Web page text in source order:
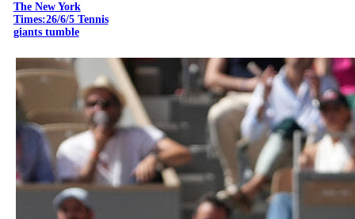
The New York
Times:26/6/5 Tennis
giants tumble